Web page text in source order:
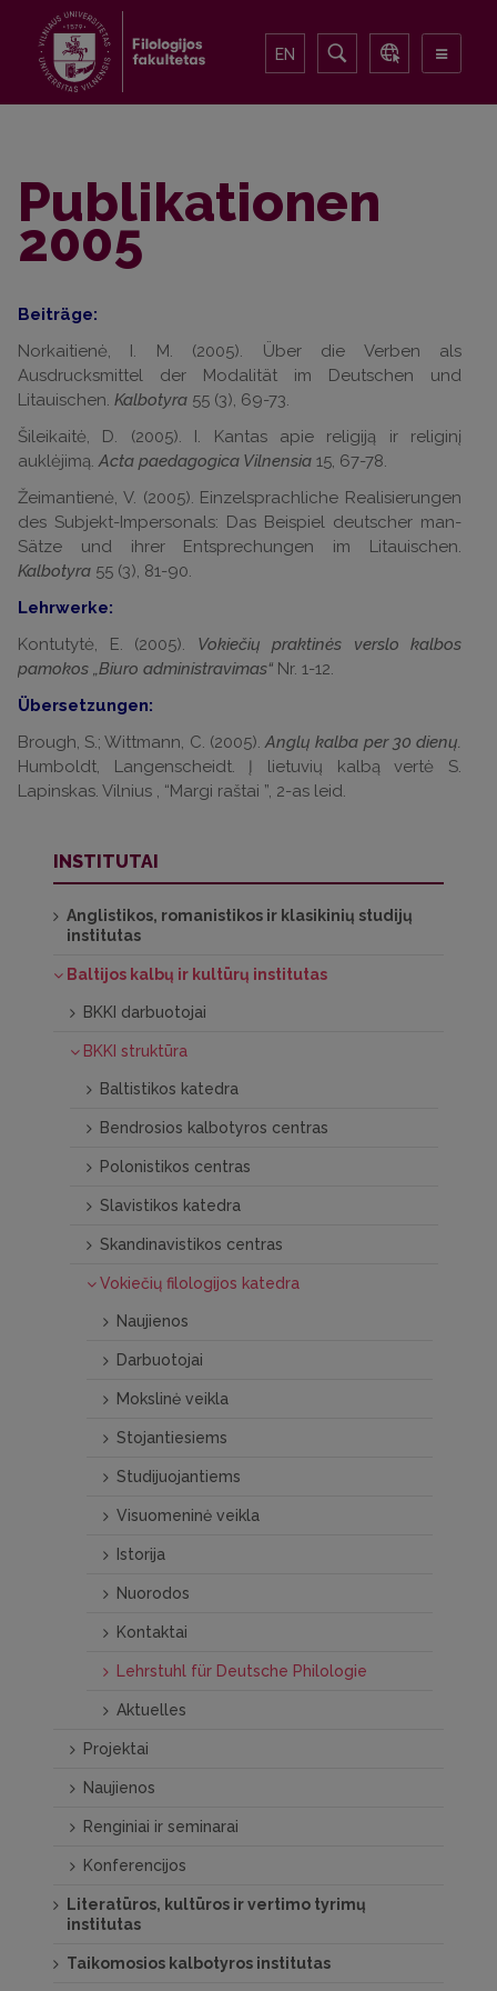
EN
Publikationen
2005
Beiträge:
Norkaitienė, I. M. (2005). Über die Verben als
Ausdrucksmittel der Modalität im Deutschen und
Litauischen. Kalbotyra 55 (3), 69-73.
Šileikaitė, D. (2005). I. Kantas apie religiją ir religinį
auklėjimą.Acta paedagogica Vilnensia 15, 67-78.
Žeimantienė, V. (2005). Einzelsprachliche Realisierungen
des Subjekt-Impersonals: Das Beispiel deutscher man-
Sätze und ihrer Entsprechungen im Litauischen.
Kalbotyra 55 (3), 81-90.
Lehrwerke:
Kontutytė, E. (2005). Vokiečių praktinės verslo kalbos
pamokos „Biuro administravimas“ Nr. 1-12.
Übersetzungen:
Brough, S.; Wittmann, C. (2005).Anglų kalba per 30 dienų.
Humboldt, Langenscheidt. Į lietuvių kalbą vertė S.
Lapinskas. Vilnius , “Margi raštai ”, 2-as leid.
INSTITUTAI
Anglistikos, romanistikos ir klasikinių studijų
institutas
Baltijos kalbų ir kultūrų institutas
BKKI darbuotojai
BKKI struktūra
Baltistikos katedra
Bendrosios kalbotyros centras
Polonistikos centras
Slavistikos katedra
Skandinavistikos centras
Vokiečių filologijos katedra
Naujienos
Darbuotojai
Mokslinė veikla
Stojantiesiems
Studijuojantiems
Visuomeninė veikla
Istorija
Nuorodos
Kontaktai
Lehrstuhl für Deutsche Philologie
Aktuelles
Projektai
Naujienos
Renginiai ir seminarai
Konferencijos
Literatūros, kultūros ir vertimo tyrimų
institutas
Taikomosios kalbotyros institutas